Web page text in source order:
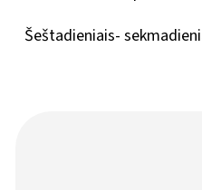
Šeštadieniais-